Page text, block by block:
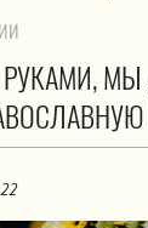
РУКАМИ,